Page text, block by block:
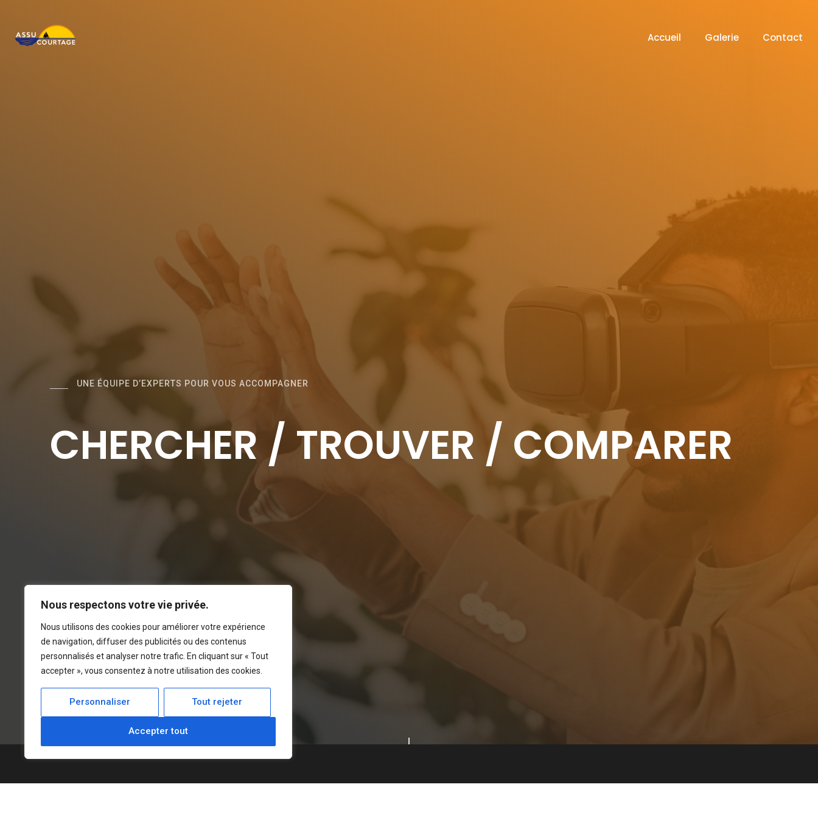
Nous respectons votre vie privée.
Nous utilisons des cookies pour améliorer votre expérience
de navigation, diffuser des publicités ou des contenus
personnalisés et analyser notre trafic. En cliquant sur « Tout
accepter », vous consentez à notre utilisation des cookies.
Personnaliser Tout rejeter
Accepter tout
Accueil Galerie Contact
UNE ÉQUIPE D’EXPERTS POUR VOUS ACCOMPAGNER
CHERCHER / TROUVER / COMPARER